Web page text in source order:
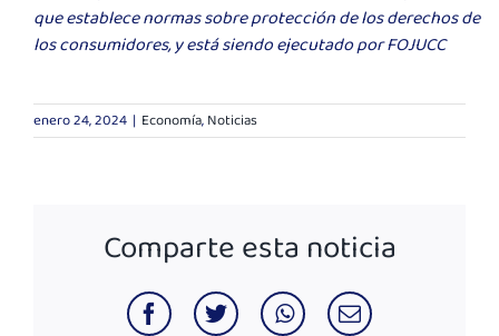
que establece normas sobre protección de los derechos de
los consumidores, y está siendo ejecutado por FOJUCC
enero 24, 2024 | Economía,Noticias
Comparte esta noticia
FacebookTwitterWhatsAppCorreo